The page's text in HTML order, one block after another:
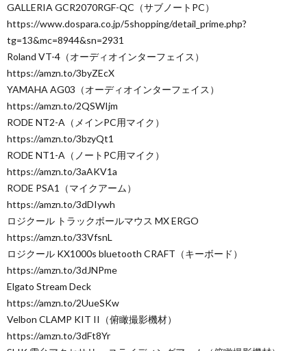
GALLERIA GCR2070RGF-QC（サブノートPC）
https://www.dospara.co.jp/5shopping/detail_prime.php?
tg=13&mc=8944&sn=2931
Roland VT-4（オーディオインターフェイス）
https://amzn.to/3byZEcX
YAMAHA AG03（オーディオインターフェイス）
https://amzn.to/2QSWIjm
RODE NT2-A（メインPC用マイク）
https://amzn.to/3bzyQt1
RODE NT1-A（ノートPC用マイク）
https://amzn.to/3aAKV1a
RODE PSA1（マイクアーム）
https://amzn.to/3dDIywh
ロジクール トラックボールマウス MX ERGO
https://amzn.to/33VfsnL
ロジクール KX1000s bluetooth CRAFT（キーボード）
https://amzn.to/3dJNPme
Elgato Stream Deck
https://amzn.to/2UueSKw
Velbon CLAMP KIT II（俯瞰撮影機材）
https://amzn.to/3dFt8Yr